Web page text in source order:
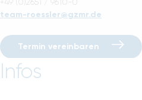
+49 (0)2651 / 9610-0
team-roessler@gzmr.de
Termin vereinbaren
Infos